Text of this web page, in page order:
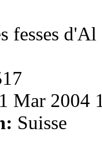
fesses d'Al
Mar 2004
Suisse